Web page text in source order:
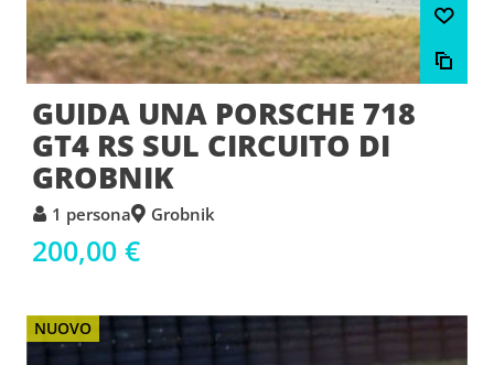
GUIDA UNA PORSCHE 718
GT4 RS SUL CIRCUITO DI
GROBNIK
1 persona Grobnik
200,00 €
NUOVO